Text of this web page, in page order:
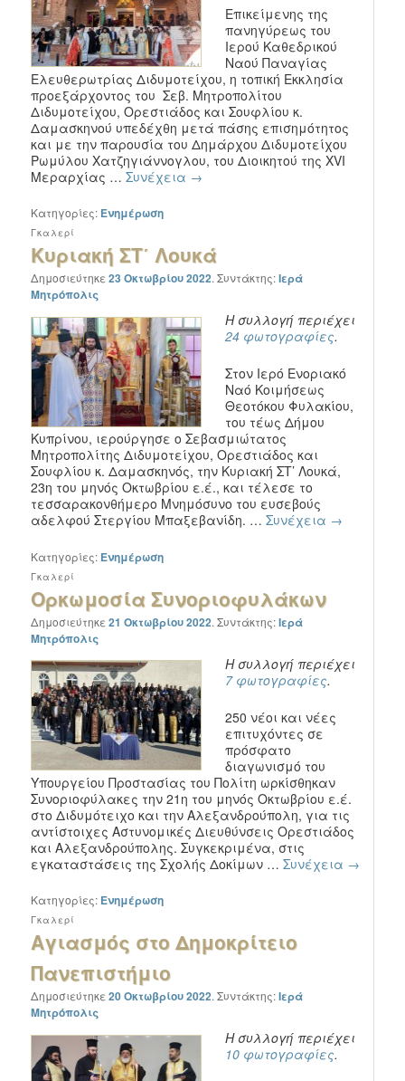
Επικείμενης της
πανηγύρεως του
Ιερού Καθεδρικού
Ναού Παναγίας
Ελευθερωτρίας Διδυμοτείχου, η τοπική Εκκλησία
προεξάρχοντος του Σεβ. Μητροπολίτου
Διδυμοτείχου, Ορεστιάδος και Σουφλίου κ.
Δαμασκηνού υπεδέχθη μετά πάσης επισημότητος
και με την παρουσία του Δημάρχου Διδυμοτείχου
Ρωμύλου Χατζηγιάννογλου, του Διοικητού της XVI
Μεραρχίας …Συνέχεια →
Κατηγορίες: Ενημέρωση
Κυριακή ΣΤ΄ Λουκά
Γκαλερί
Δημοσιεύτηκε23 Οκτωβρίου 2022.Συντάκτης:Ιερά
Μητρόπολις
Η συλλογή περιέχει
24 φωτογραφίες.
Στον Ιερό Ενοριακό
Ναό Κοιμήσεως
Θεοτόκου Φυλακίου,
του τέως Δήμου
Κυπρίνου, ιερούργησε ο Σεβασμιώτατος
Μητροπολίτης Διδυμοτείχου, Ορεστιάδος και
Σουφλίου κ. Δαμασκηνός, την Κυριακή ΣΤ’ Λουκά,
23η του μηνός Οκτωβρίου ε.έ., και τέλεσε το
τεσσαρακονθήμερο Μνημόσυνο του ευσεβούς
αδελφού Στεργίου Μπαξεβανίδη. …Συνέχεια →
Κατηγορίες: Ενημέρωση
Ορκωμοσία Συνοριοφυλάκων
Γκαλερί
Δημοσιεύτηκε21 Οκτωβρίου 2022.Συντάκτης:Ιερά
Μητρόπολις
Η συλλογή περιέχει
7 φωτογραφίες.
250 νέοι και νέες
επιτυχόντες σε
πρόσφατο
διαγωνισμό του
Υπουργείου Προστασίας του Πολίτη ωρκίσθηκαν
Συνοριοφύλακες την 21η του μηνός Οκτωβρίου ε.έ.
στο Διδυμότειχο και την Αλεξανδρούπολη, για τις
αντίστοιχες Αστυνομικές Διευθύνσεις Ορεστιάδος
και Αλεξανδρούπολης. Συγκεκριμένα, στις
εγκαταστάσεις της Σχολής Δοκίμων …Συνέχεια →
Κατηγορίες: Ενημέρωση
Αγιασμός στο Δημοκρίτειο
Πανεπιστήμιο
Γκαλερί
Δημοσιεύτηκε20 Οκτωβρίου 2022.Συντάκτης:Ιερά
Μητρόπολις
Η συλλογή περιέχει
10 φωτογραφίες.